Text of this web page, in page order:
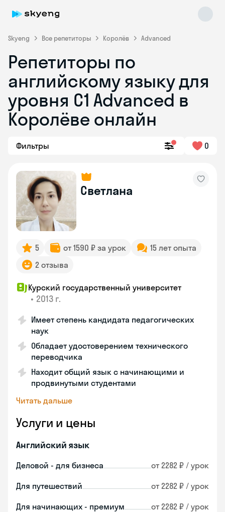
Skyeng Все репетиторы Королёв Advanced
Репетиторы по
английскому языку для
уровня C1 Advanced в
Королёве онлайн
Фильтры 0
Светлана
5 от 1590 ₽ за урок
15 лет опыта
2 отзыва
Курский государственный университет
• 2013 г.
Имеет степень кандидата педагогических
наук
Обладает удостоверением технического
переводчика
Находит общий язык с начинающими и
продвинутыми студентами
Читать дальше
Услуги и цены
Английский язык
Деловой - для бизнеса от 2282 ₽ / урок
Для путешествий от 2282 ₽ / урок
Для начинающих - премиум от 2282 ₽ / урок
Skyeng Chat